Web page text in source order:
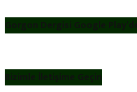
Gorgon Dergisi Google Play’de
Bizimle İletişime Geçin